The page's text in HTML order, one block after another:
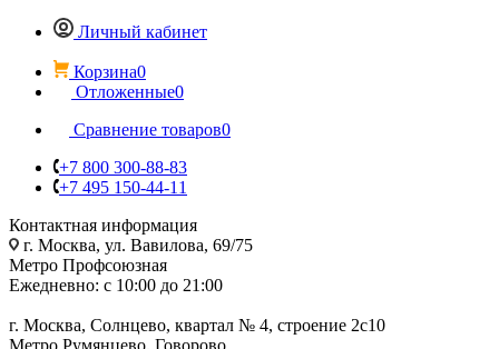
Личный кабинет
Корзина0
Отложенные0
Сравнение товаров0
+7 800 300-88-83
+7 495 150-44-11
Контактная информация
г. Москва, ул. Вавилова, 69/75
Метро Профсоюзная
Ежедневно: с 10:00 до 21:00
г. Москва, Солнцево, квартал № 4, строение 2с10
Метро Румянцево, Говорово